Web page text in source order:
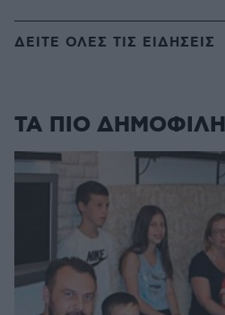
ΔΕΙΤΕ ΟΛΕΣ ΤΙΣ ΕΙΔΗΣΕΙΣ
ΤΑ ΠΙΟ ΔΗΜΟΦΙΛΗ